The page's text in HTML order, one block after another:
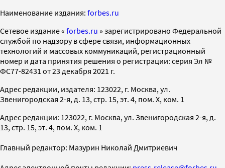
Наименование издания: forbes.ru
Cетевое издание « forbes.ru » зарегистрировано Федеральной
службой по надзору в сфере связи, информационных
технологий и массовых коммуникаций, регистрационный
номер и дата принятия решения о регистрации: серия Эл №
ФС77-82431 от 23 декабря 2021 г.
Адрес редакции, издателя: 123022, г. Москва, ул.
Звенигородская 2-я, д. 13, стр. 15, эт. 4, пом. X, ком. 1
Адрес редакции: 123022, г. Москва, ул. Звенигородская 2-я, д.
13, стр. 15, эт. 4, пом. X, ком. 1
Главный редактор: Мазурин Николай Дмитриевич